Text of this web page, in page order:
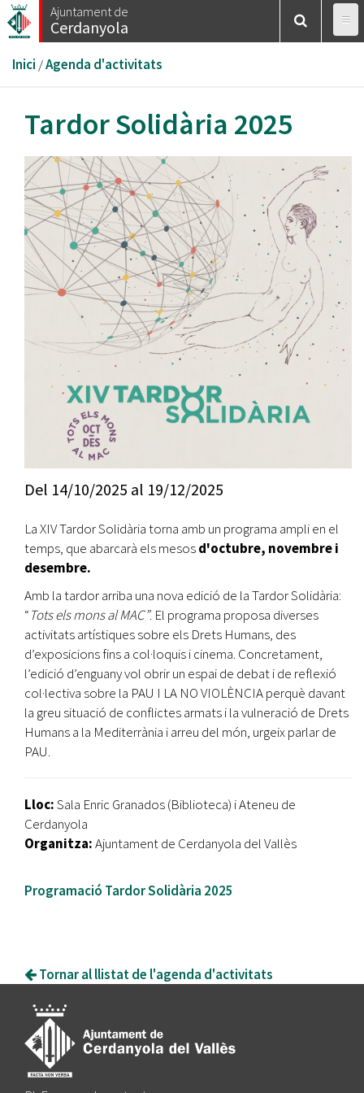
Vés
al
Ajuntament de
Cerdanyola
Esteu
aquí
Inici /Agenda d'activitats
Tardor Solidària 2025
Del 14/10/2025 al 19/12/2025
La XIV Tardor Solidària torna amb un programa ampli en el
temps, que abarcarà els mesosd'octubre, novembre i
desembre.
Amb la tardor arriba una nova edició de la Tardor Solidària:
“Tots els mons al MAC”. El programa proposa diverses
activitats artístiques sobre els Drets Humans, des
d’exposicions fins a col·loquis i cinema. Concretament,
l’edició d’enguany vol obrir un espai de debat i de reflexió
col·lectiva sobre la PAU I LA NO VIOLÈNCIA perquè davant
la greu situació de conflictes armats i la vulneració de Drets
Humans a la Mediterrània i arreu del món, urgeix parlar de
PAU.
Lloc:Sala Enric Granados (Biblioteca) i Ateneu de
Cerdanyola
Organitza:Ajuntament de Cerdanyola del Vallès
Programació Tardor Solidària 2025
Tornar al llistat de l'agenda d'activitats